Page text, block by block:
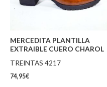
MERCEDITA PLANTILLA
EXTRAIBLE CUERO CHAROL
TREINTAS 4217
74,95€